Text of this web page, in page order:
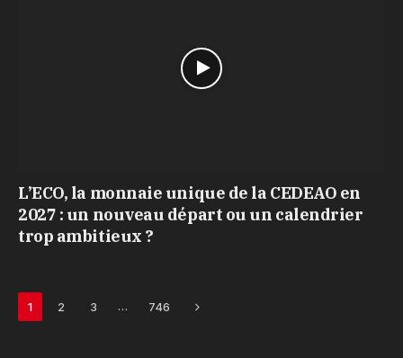
L’ECO, la monnaie unique de la CEDEAO en
2027 : un nouveau départ ou un calendrier
trop ambitieux ?
1 2 3 … 746 Next